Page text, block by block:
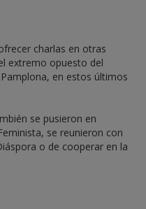
charlas en otras
extremo opuesto del
en estos últimos
se pusieron en
se reunieron con
o de cooperar en la